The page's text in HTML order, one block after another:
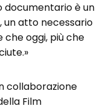
documentario è un
un atto necessario
che oggi, più che
collaborazione
Film